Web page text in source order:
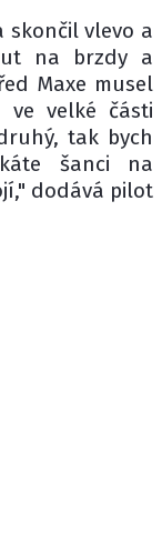
skončil vlevo a
na brzdy a
Maxe musel
ve velké části
tak bych
šanci na
dodává pilot